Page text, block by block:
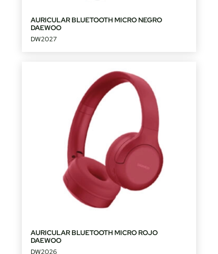
AURICULAR BLUETOOTH MICRO NEGRO
DAEWOO
DW2027
AURICULAR BLUETOOTH MICRO ROJO
DAEWOO
DW2026